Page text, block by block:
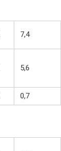
7,4
5,6
0,7